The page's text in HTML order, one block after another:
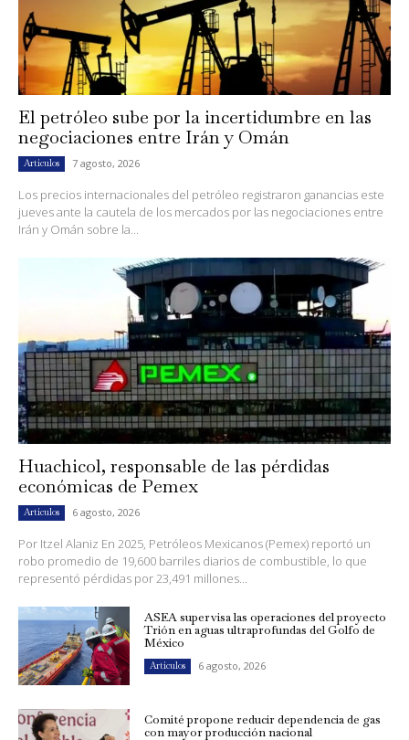
El petróleo sube por la incertidumbre en las
negociaciones entre Irán y Omán
Artículos 7 agosto, 2026
Los precios internacionales del petróleo registraron ganancias este
jueves ante la cautela de los mercados por las negociaciones entre
Irán y Omán sobre la...
Huachicol, responsable de las pérdidas
económicas de Pemex
Artículos 6 agosto, 2026
Por Itzel Alaniz En 2025, Petróleos Mexicanos (Pemex) reportó un
robo promedio de 19,600 barriles diarios de combustible, lo que
representó pérdidas por 23,491 millones...
ASEA supervisa las operaciones del proyecto
Trión en aguas ultraprofundas del Golfo de
México
Artículos 6 agosto, 2026
Comité propone reducir dependencia de gas
con mayor producción nacional